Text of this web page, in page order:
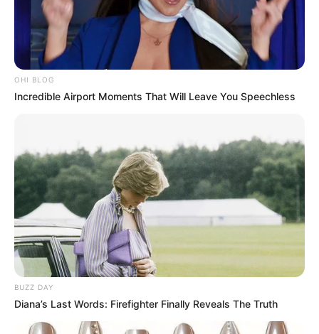
OHI BLOG
Incredible Airport Moments That Will Leave You Speechless
BUZZ DAY
Diana’s Last Words: Firefighter Finally Reveals The Truth